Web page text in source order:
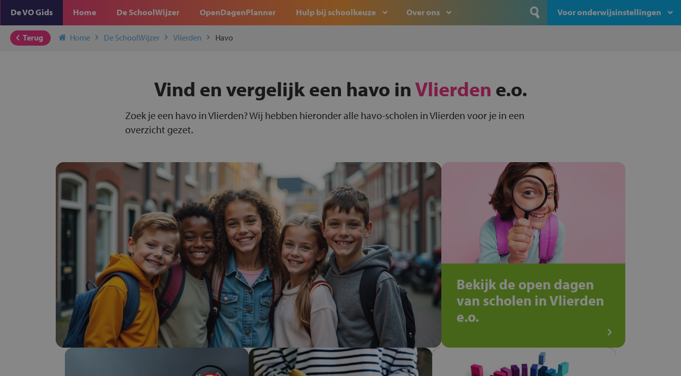
De VO Gids Home De SchoolWijzer OpenDagenPlanner Hulp bij schoolkeuze Over ons Voor onderwijsinstellingen
Terug Home De SchoolWijzer Vlierden Havo
Vind en vergelijk een havo inVlierden e.o.
Zoek je een havo in Vlierden? Wij hebben hieronder alle havo-scholen in Vlierden voor je in een
overzicht gezet.
Bekijk de open dagen
van scholen in Vlierden
e.o.